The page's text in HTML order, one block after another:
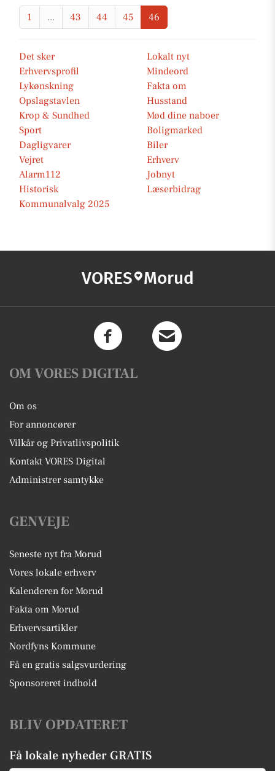
1 ... 43 44 45 46
Det sker
Lokalt nyt
Erhvervsprofil
Mindeord
Lykønskning
Fakta om
Opslagstavlen
Husstand
Krop & Sundhed
Mød dine naboer
Sport
Boligmarked
Dagligvarer
Biler
Vejret
Erhverv
Alarm112
Jobnyt
Historisk
Læserbidrag
Kommunalvalg 2025
VORES Morud
OM VORES DIGITAL
Om os
For annoncører
Vilkår og Privatlivspolitik
Kontakt VORES Digital
Administrer samtykke
GENVEJE
Seneste nyt fra Morud
Vores lokale erhverv
Kalenderen for Morud
Fakta om Morud
Erhvervsartikler
Nordfyns Kommune
Få en gratis salgsvurdering
Sponsoreret indhold
BLIV OPDATERET
Få lokale nyheder GRATIS